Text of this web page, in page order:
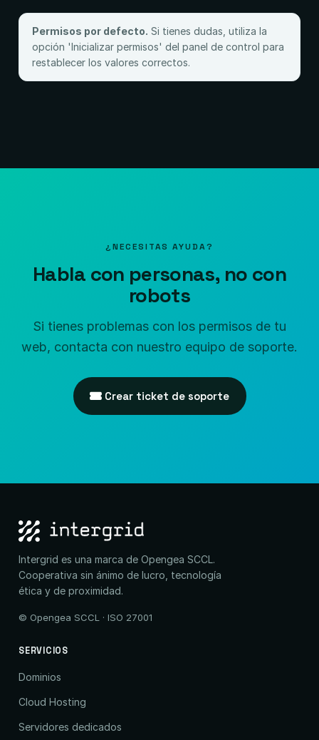
Permisos por defecto. Si tienes dudas, utiliza la
opción 'Inicializar permisos' del panel de control para
restablecer los valores correctos.
¿NECESITAS AYUDA?
Habla con personas, no con
robots
Si tienes problemas con los permisos de tu
web, contacta con nuestro equipo de soporte.
Crear ticket de soporte
Intergrid es una marca de Opengea SCCL.
Cooperativa sin ánimo de lucro, tecnología
ética y de proximidad.
© Opengea SCCL · ISO 27001
SERVICIOS
Dominios
Cloud Hosting
Servidores dedicados